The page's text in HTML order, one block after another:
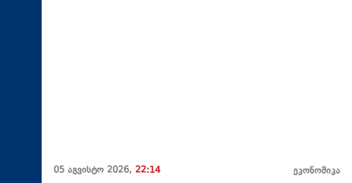
05 აგვისტო 2026, 22:14 ეკონომიკა